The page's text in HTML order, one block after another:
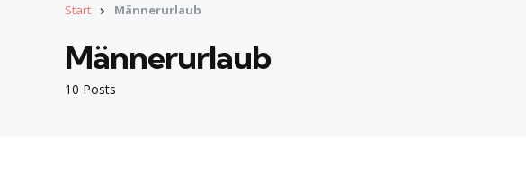
Start Männerurlaub
10 Posts
Männerurlaub